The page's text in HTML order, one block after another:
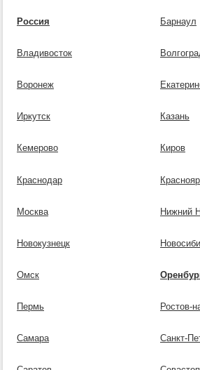
Россия Барнаул
Владивосток
Воронеж
Иркутск Казань
Кемерово Киров
Краснодар
Москва Нижний
Новокузнецк
Омск
Пермь Ростов-
Самара Санкт-